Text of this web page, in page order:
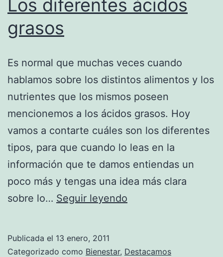
Los diferentes ácidos
grasos
Es normal que muchas veces cuando
hablamos sobre los distintos alimentos y los
nutrientes que los mismos poseen
mencionemos a los ácidos grasos. Hoy
vamos a contarte cuáles son los diferentes
tipos, para que cuando lo leas en la
información que te damos entiendas un
poco más y tengas una idea más clara
sobre lo… Seguir leyendo
grasos
Publicada el 13 enero, 2011
Categorizado como Bienestar, Destacamos